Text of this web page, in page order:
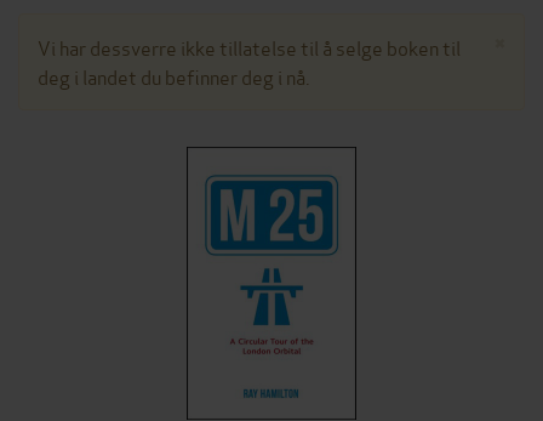
Vi har dessverre ikke tillatelse til å selge boken til
deg i landet du befinner deg i nå.